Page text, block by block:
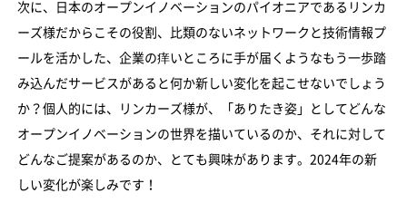
次に、日本のオープンイノベーションのパイオニアであるリンカ
ーズ様だからこその役割、比類のないネットワークと技術情報プ
ールを活かした、企業の痒いところに手が届くようなもう一歩踏
み込んだサービスがあると何か新しい変化を起こせないでしょう
か？個人的には、リンカーズ様が、「ありたき姿」としてどんな
オープンイノベーションの世界を描いているのか、それに対して
どんなご提案があるのか、とても興味があります。2024年の新
しい変化が楽しみです！